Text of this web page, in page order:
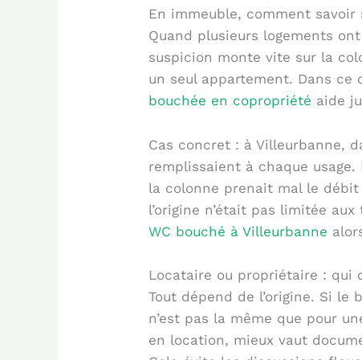
En immeuble, comment
Quand plusieurs logements
suspicion monte vite sur la
un seul appartement. Dans
bouchée en copropriété aide
Cas concret : à Villeurbanne,
remplissaient à chaque
la colonne prenait mal le
l’origine n’était pas limitée
WC bouché à Villeurbanne
Locataire ou propriétaire : qui
Tout dépend de l’origine. Si
n’est pas la même que pour
en location, mieux vaut